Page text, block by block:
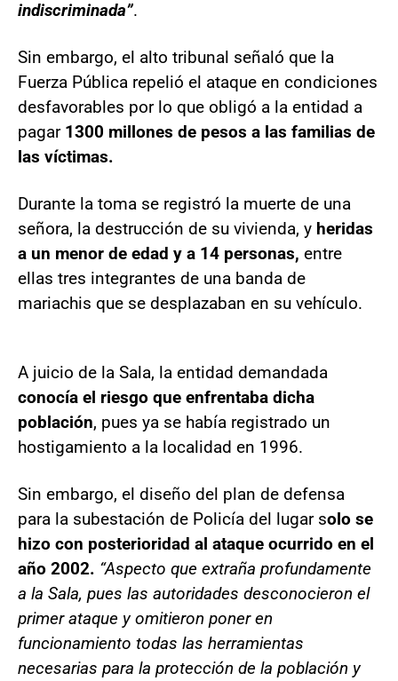
indiscriminada”.
Sin embargo, el alto tribunal señaló que la
Fuerza Pública repelió el ataque en condiciones
desfavorables por lo que obligó a la entidad a
pagar1300 millones de pesos a las familias de
las víctimas.
Durante la toma se registró la muerte de una
señora, la destrucción de su vivienda, y heridas
a un menor de edad y a 14 personas, entre
ellas tres integrantes de una banda de
mariachis que se desplazaban en su vehículo.
A juicio de la Sala, la entidad demandada
conocía el riesgo que enfrentaba dicha
población, pues ya se había registrado un
hostigamiento a la localidad en 1996.
Sin embargo, el diseño del plan de defensa
para la subestación de Policía del lugar solo se
hizo con posterioridad al ataque ocurrido en el
año 2002. “Aspecto que extraña profundamente
a la Sala, pues las autoridades desconocieron el
primer ataque y omitieron poner en
funcionamiento todas las herramientas
necesarias para la protección de la población y